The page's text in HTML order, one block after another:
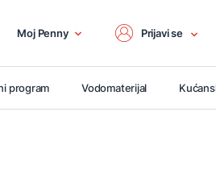
Moj Penny Prijavi se
program Vodomaterijal